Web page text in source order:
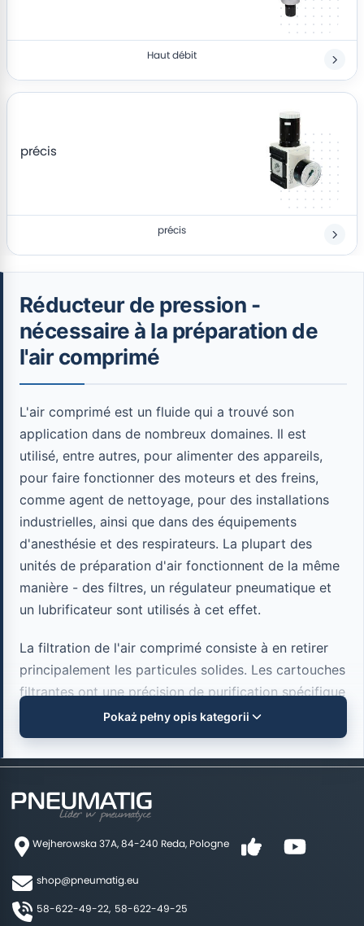
Haut débit
précis
précis
Réducteur de pression -
nécessaire à la préparation de
l'air comprimé
L'air comprimé est un fluide qui a trouvé son
application dans de nombreux domaines. Il est
utilisé, entre autres, pour alimenter des appareils,
pour faire fonctionner des moteurs et des freins,
comme agent de nettoyage, pour des installations
industrielles, ainsi que dans des équipements
d'anesthésie et des respirateurs. La plupart des
unités de préparation d'air fonctionnent de la même
manière - des filtres, un régulateur pneumatique et
un lubrificateur sont utilisés à cet effet.
La filtration de l'air comprimé consiste à en retirer
principalement les particules solides. Les cartouches
filtrantes ont une précision de purification spécifique
- 40 μm a été adopté comme norme, ce qui
correspond à la cinquième classe de pureté. Elle est
suffisante pour le bon fonctionnement des raccords
précision de filtration doit être plus élevée et, selon
la norme ISO 8573-1:2010, avoir une 3ème classe de
pureté de l'air. Les filtres éliminent également l'eau
de la sélection d'un filtre pour des applications
pneumatiques, il est nécessaire de vérifier les
Pokaż pełny opis kategorii
Wejherowska 37A, 84-240 Reda, Pologne
shop@pneumatig.eu
58-622-49-22, 58-622-49-25